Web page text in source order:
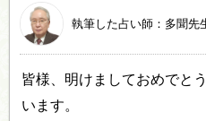
執筆した占い師：多聞先
皆様、明けましておめでと
います。